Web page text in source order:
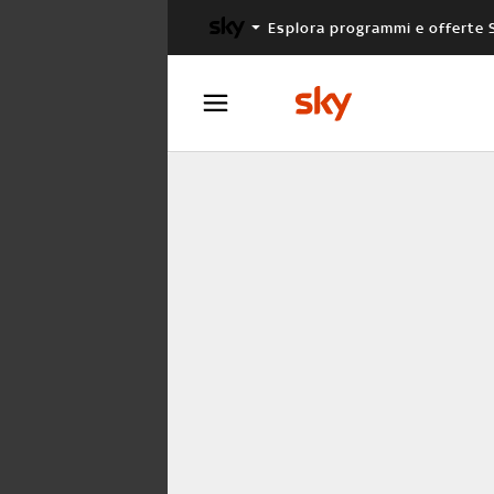
Esplora programmi e offerte